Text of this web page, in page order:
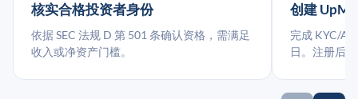
核实合格投资者身份
依据 SEC 法规 D 第 501 条确认资格，需满足
收入或净资产门槛。
创建
完成 KYC/
日。注册后